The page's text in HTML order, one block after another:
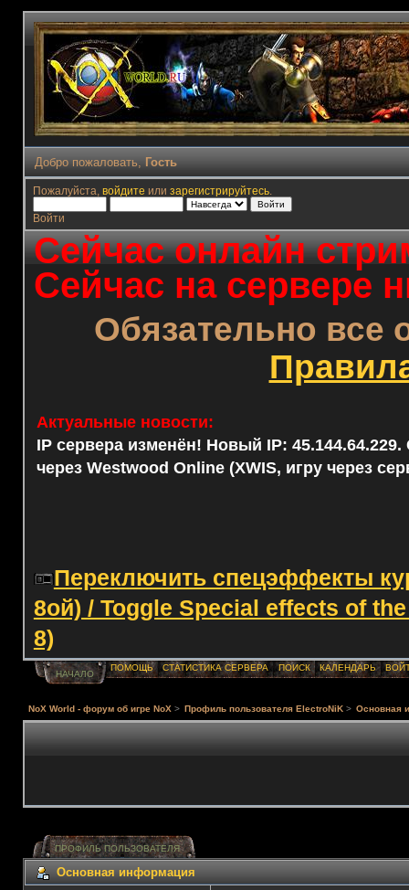
Добро пожаловать, Гость
Пожалуйста, войдите или зарегистрируйтесь.
Войти
Сейчас онлайн
Сейчас на сервере
Обязательно все
Актуальные новости:
IP сервера изменён! Новый IP: 45.144.64.229.
через Westwood Online (XWIS, игру через
Переключить спецэффекты
8ой) / Toggle Special effects of
8)
НАЧАЛО
ПОМОЩЬ СТАТИСТИКА СЕРВЕРА ПОИСК КАЛЕНДАРЬ
NoX World - форум об игре NoX > Профиль пользователя ElectroNiK > Основная
ПРОФИЛЬ ПОЛЬЗОВАТЕЛЯ
Основная информация